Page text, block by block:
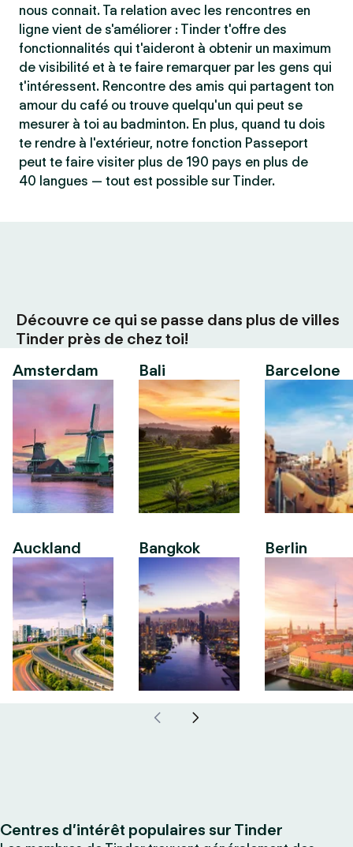
nous connait. Ta relation avec les rencontres en
ligne vient de s'améliorer : Tinder t'offre des
fonctionnalités qui t'aideront à obtenir un maximum
de visibilité et à te faire remarquer par les gens qui
t'intéressent. Rencontre des amis qui partagent ton
amour du café ou trouve quelqu'un qui peut se
mesurer à toi au badminton. En plus, quand tu dois
te rendre à l'extérieur, notre fonction Passeport
peut te faire visiter plus de 190 pays en plus de
40 langues — tout est possible sur Tinder.
Découvre ce qui se passe dans plus de villes
Tinder près de chez toi!
Amsterdam
Auckland
Bali
Bangkok
Barcelone
Berlin
Centres d’intérêt populaires sur Tinder